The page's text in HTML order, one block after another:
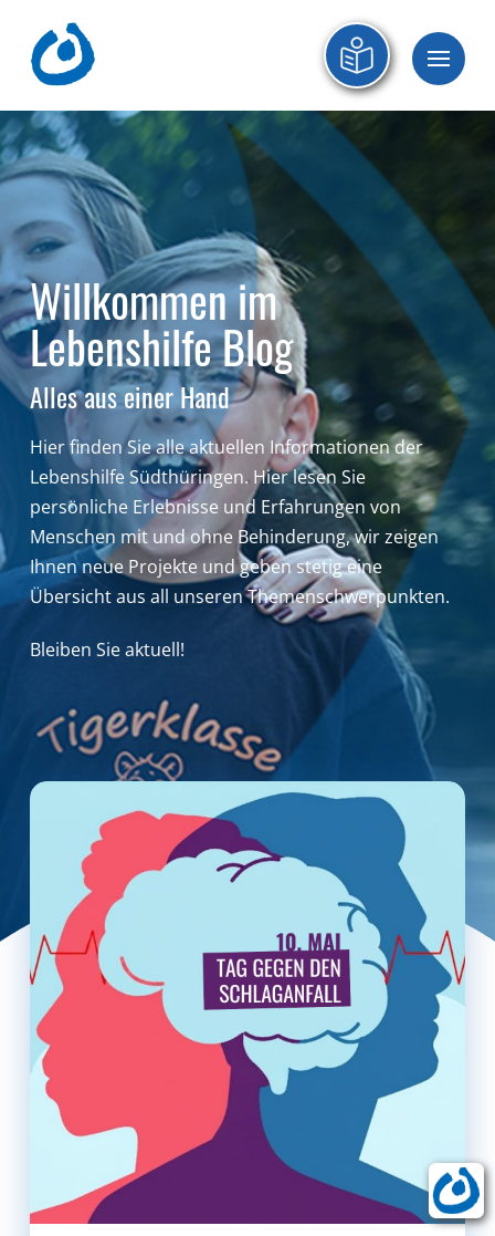
Willkommen im
Lebenshilfe Blog
Alles aus einer Hand
Hier finden Sie alle aktuellen Informationen der
Lebenshilfe Südthüringen. Hier lesen Sie
persönliche Erlebnisse und Erfahrungen von
Menschen mit und ohne Behinderung,wir zeigen
Ihnen neue Projekte und geben stetig eine
Übersicht aus all unseren Themenschwerpunkten.
Bleiben Sie aktuell!